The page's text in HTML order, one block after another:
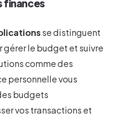
finances
se distinguent
le budget et suivre
comme des
personnelle vous
budgets
vos transactions et